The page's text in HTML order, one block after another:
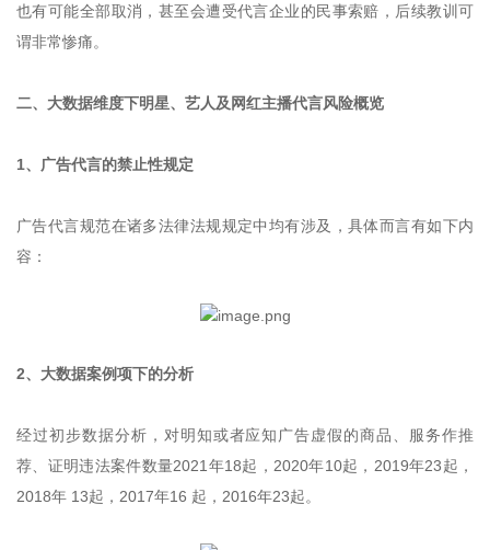
也有可能全部取消，甚至会遭受代言企业的民事索赔，后续教训可
谓非常惨痛。
二、大数据维度下明星、艺人及网红主播代言风险概览
1、广告代言的禁止性规定
广告代言规范在诸多法律法规规定中均有涉及，具体而言有如下内
容：
2、大数据案例项下的分析
经过初步数据分析，对明知或者应知广告虚假的商品、服务作推
荐、证明违法案件数量2021年18起，2020年10起，2019年23起，
2018年 13起，2017年16 起，2016年23起。